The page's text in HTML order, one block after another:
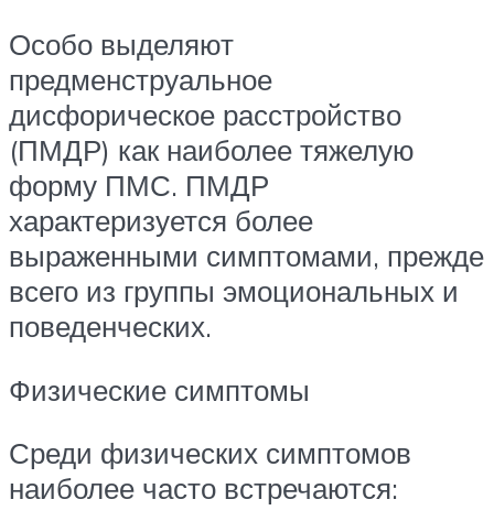
Особо выделяют
предменструальное
дисфорическое расстройство
(ПМДР) как наиболее тяжелую
форму ПМС. ПМДР
характеризуется более
выраженными симптомами, прежде
всего из группы эмоциональных и
поведенческих.
Физические симптомы
Среди физических симптомов
наиболее часто встречаются: